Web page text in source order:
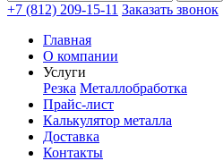
+7 (812) 209-15-11 Заказать звонок
Главная
О компании
Услуги
Резка Металлобработка
Прайс-лист
Калькулятор металла
Доставка
Контакты